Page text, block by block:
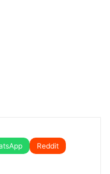
Reddit